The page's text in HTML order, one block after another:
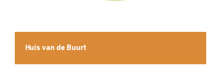
Huis van de Buurt